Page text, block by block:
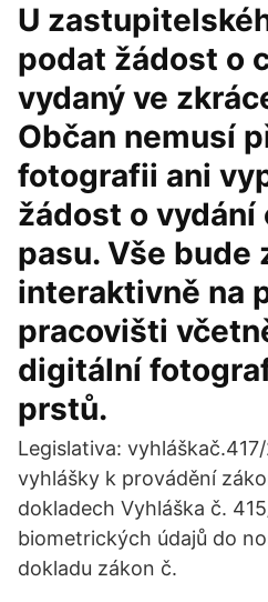
U
podat žádost o
vydaný ve
Občan nemusí
fotografii ani
žádost o vydání
pasu. Vše bude
interaktivně na
pracovišti
digitální
prstů.
Legislativa:
vyhlášky k provádění
dokladech Vyhláška č.
biometrických údajů do
dokladu zákon č.